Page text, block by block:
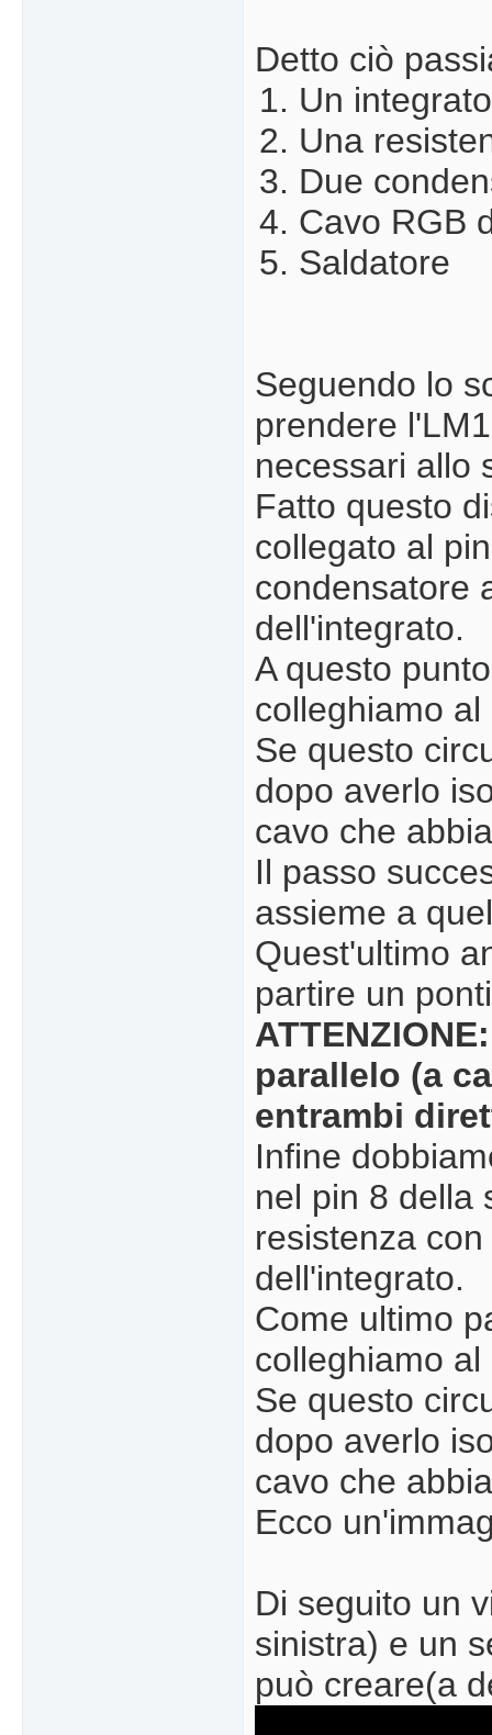
Detto ciò
Un
Una
Due
Cavo RGB
Saldatore
Seguendo lo
prendere
necessari allo
Fatto questo
collegato al
condensatore
dell'integrato.
A questo
colleghiamo
Se questo
dopo averlo
cavo che
Il passo
assieme a
Quest'ultimo
partire un
parallelo (a
entrambi
Infine
nel pin 8 della
resistenza
dell'integrato.
Come ultimo
colleghiamo
Se questo
dopo averlo
cavo che
Ecco
Di seguito un
sinistra) e un
può creare(a